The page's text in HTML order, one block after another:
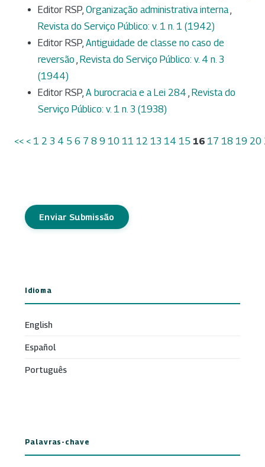
Editor RSP, Organização administrativa interna,
Revista do Serviço Público: v. 1 n. 1 (1942)
Editor RSP, Antiguidade de classe no caso de
reversão , Revista do Serviço Público: v. 4 n. 3
(1944)
Editor RSP, A burocracia e a Lei 284 , Revista do
Serviço Público: v. 1 n. 3 (1938)
<< < 1 2 3 4 5 6 7 8 9 10 11 12 13 14 15 16 17 18 19 20
Enviar Submissão
Idioma
English
Español
Português
Palavras-chave